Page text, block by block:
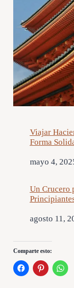
Viajar
Forma
Fecha
mayo 4,
Un Crucero
Fecha
agosto 11,
Comparte esto: